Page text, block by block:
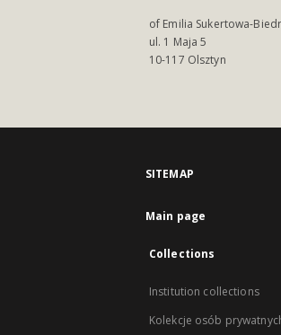
of Emilia Sukertowa-
ul. 1 Maja 5
10-117 Olsztyn
SITEMAP
Main page
Collections
Institution collections
Kolekcje osób